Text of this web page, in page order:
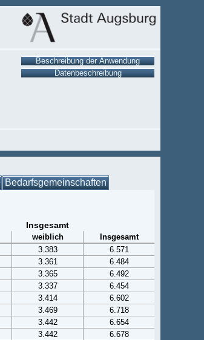
Bedarfsgemeinschaften
Insgesamt
weiblich
Insgesamt
3.383
6.571
3.361
6.484
3.365
6.492
3.337
6.454
3.414
6.602
3.469
6.718
3.442
6.654
3.442
6.678